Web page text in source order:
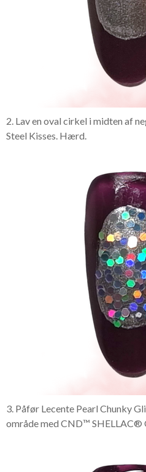
2. Lav en oval cirkel i midten af
Steel Kisses. Hærd.
3. Påfør Lecente Pearl Chunky
område med CND™